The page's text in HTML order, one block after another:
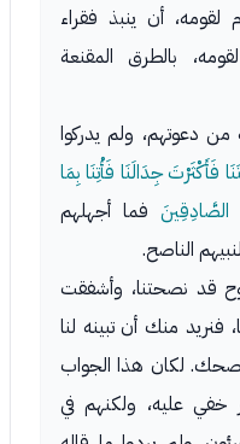
لقومه، أن ينبذ فقراء
بالطرق المقنعة
من دعوتهم، ولم يدركوا
فَأَكْثَرْتَ جِدَالَنَا فَأْتِنَا بِمَا
فما أجهلهم
الناصح.
قد نصحتنا، وأشفقت
فنريد منك أن تبينه لنا
لكان هذا الجواب
عليه، ولكنهم في